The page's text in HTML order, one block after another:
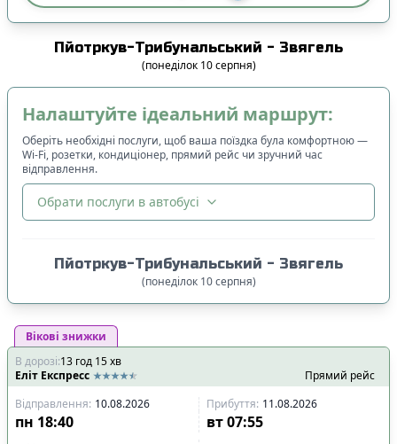
Пйотркув-Трибунальський - Звягель
(понеділок 10 серпня)
Налаштуйте ідеальний маршрут:
Оберіть необхідні послуги, щоб ваша поїздка була комфортною —
Wi-Fi, розетки, кондиціонер, прямий рейс чи зручний час
відправлення.
Обрати послуги в автобусі
Ціна квитка
:
Спочатку дешевші
Час відправлення
Спочатку ранні
Спочатку вечірні
Час прибуття
Пйотркув-Трибунальський - Звягель
(понеділок 10 серпня)
Вікові знижки
В дорозі:13 год 15хв
Еліт Експресс
Прямий рейс
Відправлення: 10.08.2026 Прибуття: 11.08.2026
пн 18:40 вт 07:55